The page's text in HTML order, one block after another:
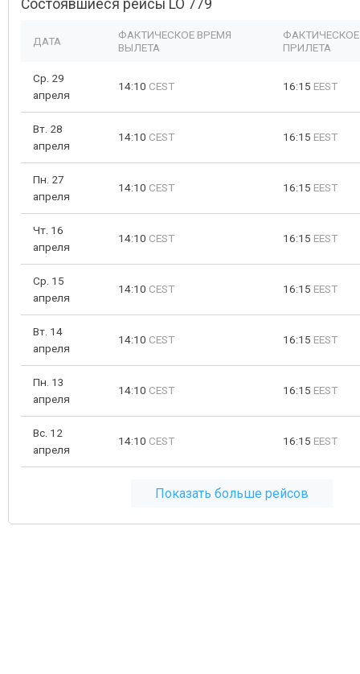
Состоявшиеся рейсы LO 779
ДАТА
ФАКТИЧЕСКОЕ ВРЕМЯ
ВЫЛЕТА
ПРИЛЕТА
Ср. 29
апреля
14:10 CEST 16:15 EEST
Вт. 28
апреля
14:10 CEST 16:15 EEST
Пн. 27
апреля
14:10 CEST 16:15 EEST
Чт. 16
апреля
14:10 CEST 16:15 EEST
Ср. 15
апреля
14:10 CEST 16:15 EEST
Вт. 14
апреля
14:10 CEST 16:15 EEST
Пн. 13
апреля
14:10 CEST 16:15 EEST
Вс. 12
апреля
14:10 CEST 16:15 EEST
Показать больше рейсов